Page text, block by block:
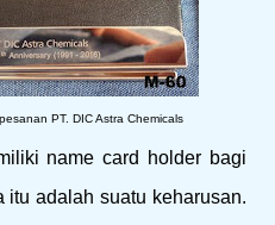
PT. DIC Astra Chemicals
name card holder bagi
itu adalah suatu keharusan.